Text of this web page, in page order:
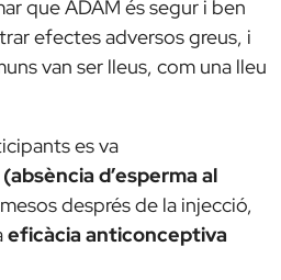
que ADAM és segur i ben
efectes adversos greus, i
van ser lleus, com una lleu
es va
d’esperma al
després de la injecció,
eficàcia anticonceptiva